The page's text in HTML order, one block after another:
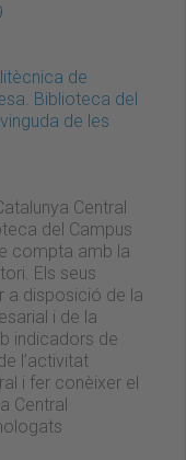
de
Biblioteca del
de les
Central
del Campus
compta amb la
Els seus
a disposició de la
i de la
indicadors de
l’activitat
i fer conèixer el
Central